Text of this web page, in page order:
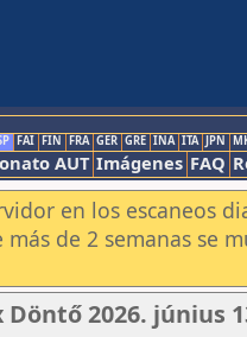
FAI FIN FRA GER GRE INA ITA JPN
AUT Imágenes FAQ
en los escaneos
de 2 semanas se
2026. június